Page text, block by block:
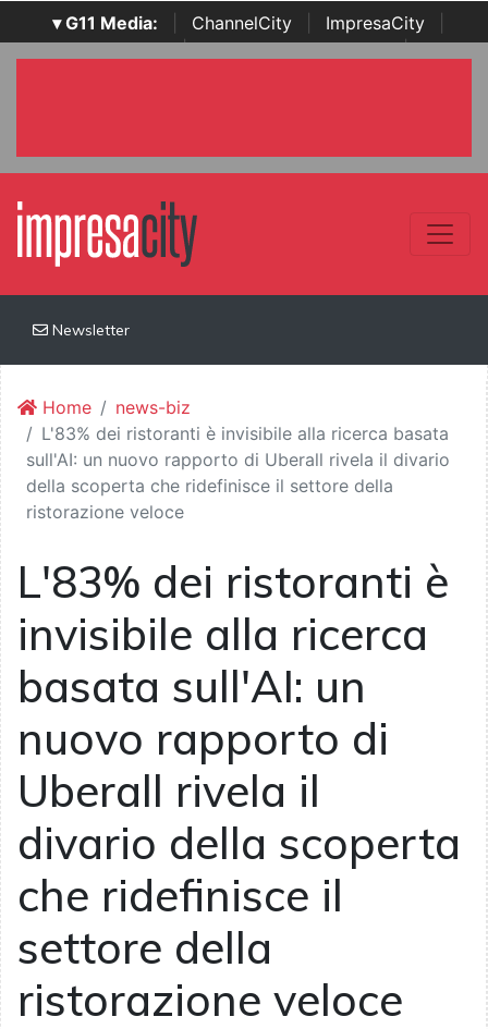
▾ G11 Media: ChannelCity ImpresaCity
SecurityOpenLab | Italian Channel Awards | Italian
Newsletter
Home
news-biz
L'83% dei ristoranti è invisibile alla ricerca basata
sull'AI: un nuovo rapporto di Uberall rivela il divario
della scoperta che ridefinisce il settore della
ristorazione veloce
L'83% dei ristoranti è
invisibile alla ricerca
basata sull'AI: un
nuovo rapporto di
Uberall rivela il
divario della scoperta
che ridefinisce il
settore della
ristorazione veloce